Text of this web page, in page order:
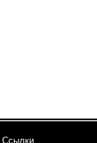
Ссылки